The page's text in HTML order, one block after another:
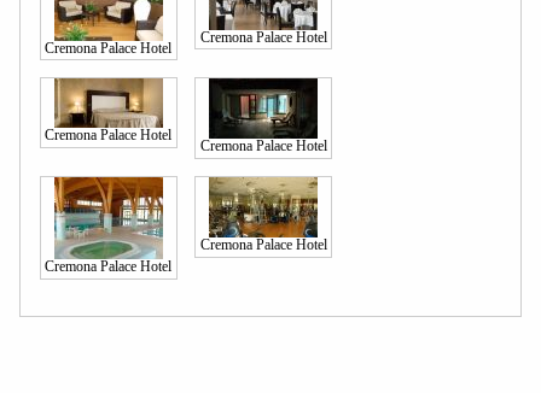
Cremona Palace Hotel
Cremona Palace Hotel
Cremona Palace Hotel
Cremona Palace Hotel
Cremona Palace Hotel
Cremona Palace Hotel